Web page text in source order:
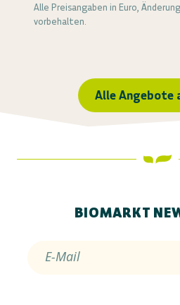
Alle Preisangaben in Euro,
vorbehalten.
Alle Angebote
BIOMARKT
E-Mail